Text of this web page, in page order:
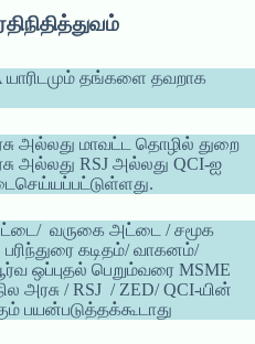
யாரிடமும் தங்களை தவறாக
அல்லது மாவட்ட தொழில் துறை
அல்லது RSJ அல்லது QCI-ஐ
வருகை அட்டை / சமூக
கடிதம்/ வாகனம்/
ஒப்புதல் பெறும்வரை MSME
அரசு / RSJ / ZED/ QCI-யின்
பயன்படுத்தக்கூடாது